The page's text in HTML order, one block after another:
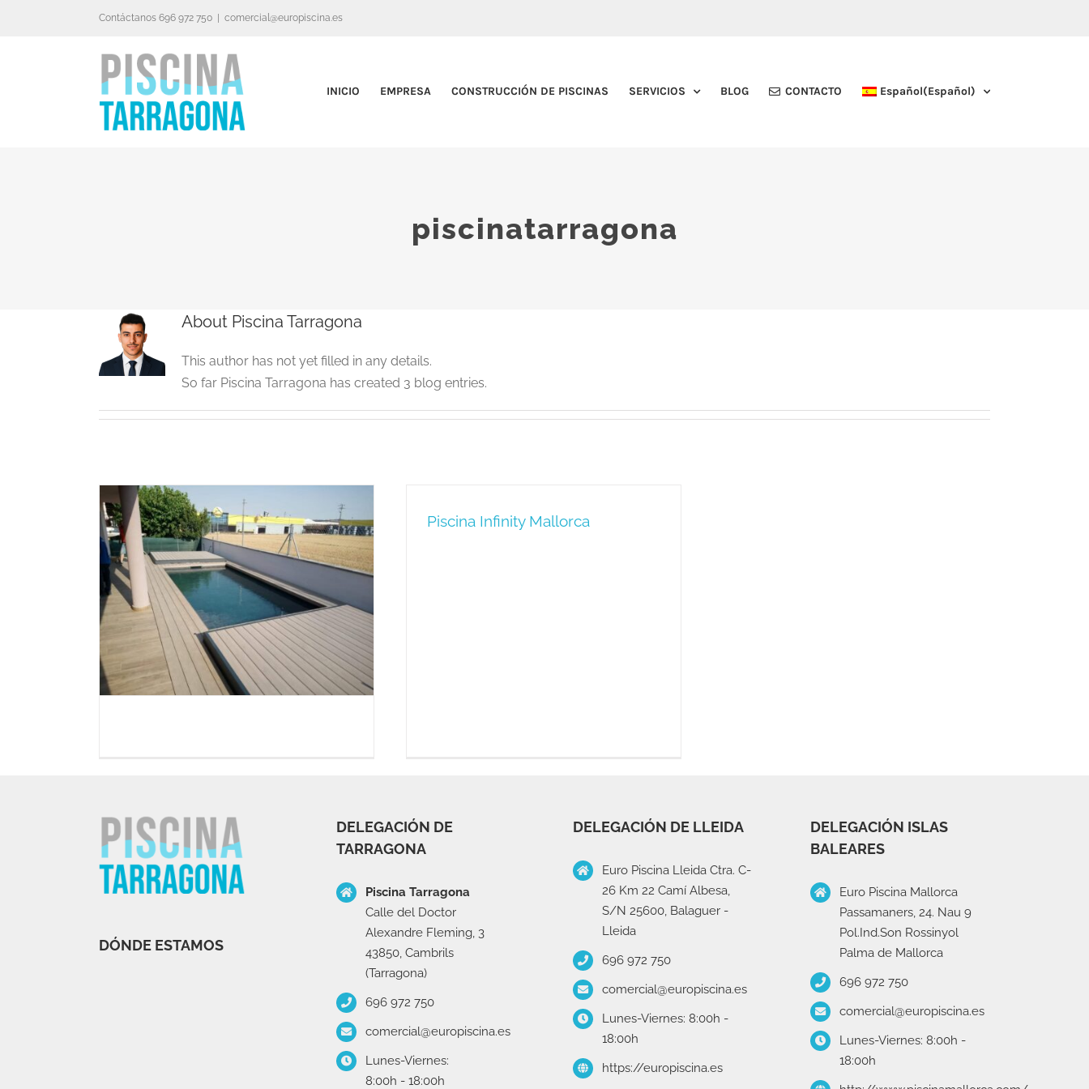
Contáctanos 696 972 750 comercial@europiscina.es
INICIO EMPRESA CONSTRUCCIÓN DE PISCINAS SERVICIOS BLOG CONTACTO Español(Español)
piscinatarragona
About Piscina Tarragona
This author has not yet filled in any details.
So far Piscina Tarragona has created 3 blog entries.
Piscina Infinity Mallorca
DÓNDE ESTAMOS
DELEGACIÓN DE
TARRAGONA
Piscina Tarragona
Calle del Doctor
Alexandre Fleming, 3
43850, Cambrils
(Tarragona)
696 972 750
comercial@europiscina.es
Lunes-Viernes:
8:00h - 18:00h
DELEGACIÓN DE LLEIDA
Euro Piscina Lleida Ctra. C-
26 Km 22 Camí Albesa,
S/N 25600, Balaguer -
Lleida
696 972 750
comercial@europiscina.es
Lunes-Viernes: 8:00h -
18:00h
https://europiscina.es
DELEGACIÓN ISLAS
BALEARES
Euro Piscina Mallorca
Passamaners, 24. Nau 9
Pol.Ind.Son Rossinyol
Palma de Mallorca
696 972 750
comercial@europiscina.es
Lunes-Viernes: 8:00h -
18:00h